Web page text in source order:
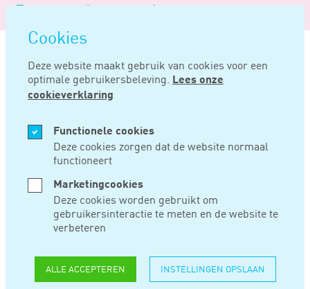
overslaan
Cookies
Deze website maakt gebruik van cookies voor een
optimale gebruikersbeleving. Lees onze
cookieverklaring
Functionele cookies
Deze cookies zorgen dat de website normaal
functioneert
Marketingcookies
Deze cookies worden gebruikt om
gebruikersinteractie te meten en de website te
verbeteren
ALLE ACCEPTEREN INSTELLINGEN OPSLAAN
Logo
Noord
Negentig
Home Nieuws Niet splitsbaar pand was keuzevermogen
SEP 30, 2019
NIET SPLITSBAAR
PAND WAS
KEUZEVERMOGEN
Rechtbank Den Haag heeft geoordeeld dat een pand niet